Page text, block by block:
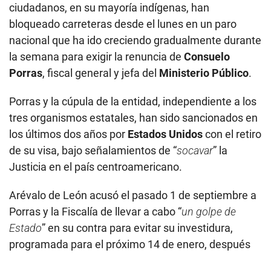
ciudadanos, en su mayoría indígenas, han
bloqueado carreteras desde el lunes en un paro
nacional que ha ido creciendo gradualmente durante
la semana para exigir la renuncia de Consuelo
Porras, fiscal general y jefa del Ministerio Público.
Porras y la cúpula de la entidad, independiente a los
tres organismos estatales, han sido sancionados en
los últimos dos años por Estados Unidoscon el retiro
de su visa, bajo señalamientos de “socavar” la
Justicia en el país centroamericano.
Arévalo de León acusó el pasado 1 de septiembre a
Porras y la Fiscalía de llevar a cabo “un golpe de
Estado” en su contra para evitar su investidura,
programada para el próximo 14 de enero, después